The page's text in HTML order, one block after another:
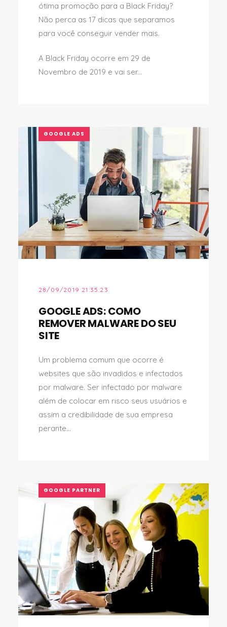
ótima promoção para a Black Friday?
Não perca as 17 dicas que separamos
para você conseguir vender mais.
A Black Friday ocorre em 29 de
Novembro de 2019 e vai ser...
GOOGLE ADS
28/09/2019 21:35:23
GOOGLE ADS: COMO
REMOVER MALWARE DO SEU
SITE
Um problema comum que ocorre é
websites que são invadidos e infectados
por malware. Ser infectado por malware
além de colocar em risco seus usuários e
assim a credibilidade de sua empresa
perante...
GOOGLE PARTNER